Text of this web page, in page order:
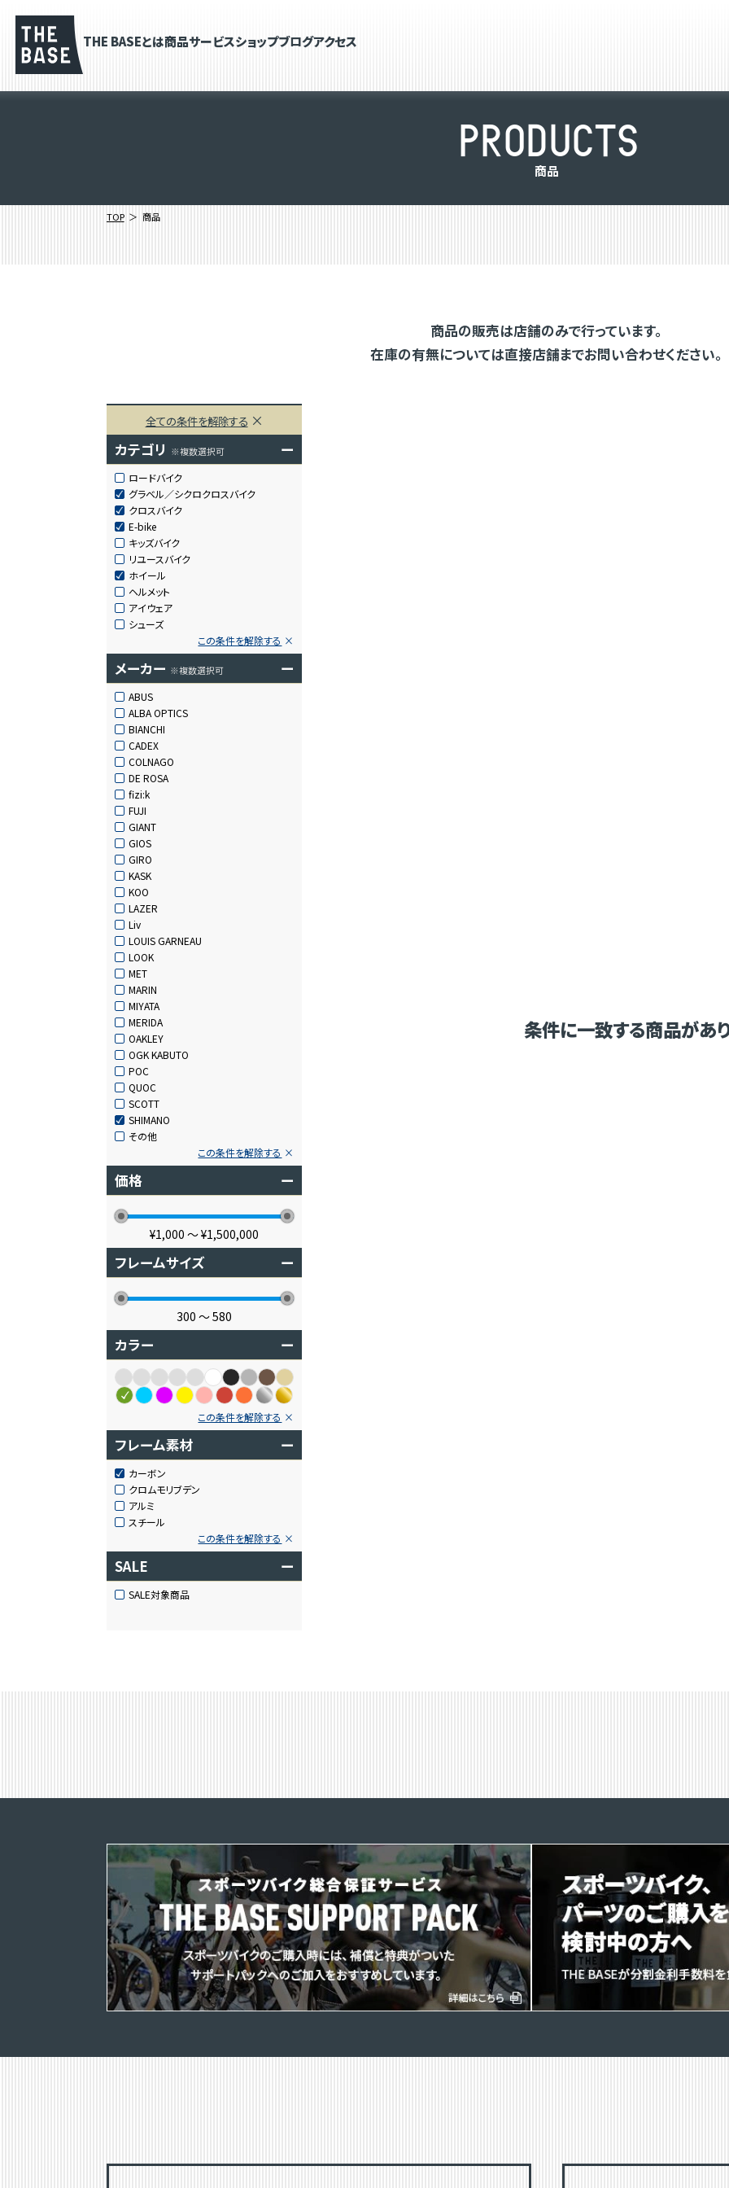
THE BASEとは商品サービスショップブログアクセス
PRODUCTS
商品
TOP 商品
商品の販売は店舗のみで行っています。
在庫の有無については直接店舗までお問い合わせください。
全ての条件を解除する
カテゴリ ※複数選択可 ー
ロードバイク
グラベル／シクロクロスバイク
クロスバイク
E-bike
キッズバイク
リユースバイク
ホイール
ヘルメット
アイウェア
シューズ
この条件を解除する
メーカー ※複数選択可 ー
ABUS
ALBA OPTICS
BIANCHI
CADEX
COLNAGO
DE ROSA
fizi:k
FUJI
GIANT
GIOS
GIRO
KASK
KOO
LAZER
Liv
LOUIS GARNEAU
LOOK
MET
MARIN
MIYATA
MERIDA
OAKLEY
OGK KABUTO
POC
QUOC
SCOTT
SHIMANO
その他
この条件を解除する
価格 ー
¥1,000 〜¥1,500,000
フレームサイズ ー
300 〜580
カラー ー
この条件を解除する
フレーム素材 ー
カーボン
クロムモリブデン
アルミ
スチール
この条件を解除する
SALE ー
SALE対象商品
条件に一致する商品があ